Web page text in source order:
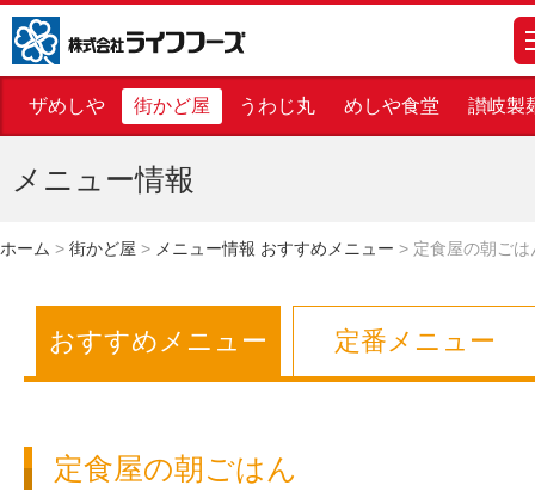
株式会社ライフフーズ
ザめしや 街かど屋 うわじ丸 めしや食堂 讃岐製
メニュー情報
ホーム > 街かど屋 > メニュー情報 おすすめメニュー > 定食屋の朝ごは
おすすめメニュー 定番メニュー
定食屋の朝ごはん